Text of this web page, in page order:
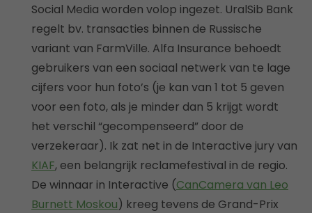
Social Media worden volop ingezet. UralSib Bank
regelt bv. transacties binnen de Russische
variant van FarmVille. Alfa Insurance behoedt
gebruikers van een sociaal netwerk van te lage
cijfers voor hun foto’s (je kan van 1 tot 5 geven
voor een foto, als je minder dan 5 krijgt wordt
het verschil “gecompenseerd” door de
verzekeraar). Ik zat net in de Interactive jury van
KIAF, een belangrijk reclamefestival in de regio.
De winnaar in Interactive (CanCamera van Leo
Burnett Moskou) kreeg tevens de Grand-Prix